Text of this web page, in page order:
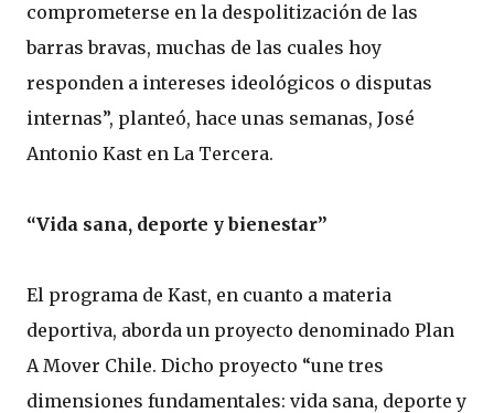
comprometerse en la despolitización de las
barras bravas, muchas de las cuales hoy
responden a intereses ideológicos o disputas
internas”, planteó, hace unas semanas, José
Antonio Kast en La Tercera.
“Vida sana, deporte y bienestar”
El programa de Kast, en cuanto a materia
deportiva, aborda un proyecto denominado Plan
A Mover Chile. Dicho proyecto “une tres
dimensiones fundamentales: vida sana, deporte y